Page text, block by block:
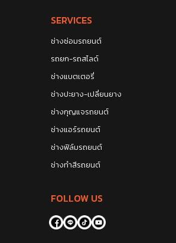
SERVICES
ช่างซ่อมรถยนต์
รถยก-รถสไลด์
ช่างแบตเตอรี่
ช่างปะยาง-เปลี่ยนยาง
ช่างกุญแจรถยนต์
ช่างแอร์รถยนต์
ช่างฟิล์มรถยนต์
ช่างทำสีรถยนต์
FOLLOW US